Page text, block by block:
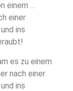
einem …
einer
ins
es zu einem
nach einer
ins